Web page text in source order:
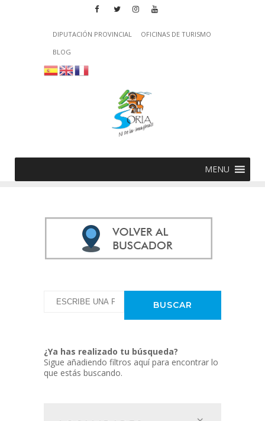
DIPUTACIÓN PROVINCIAL
OFICINAS DE TURISMO
BLOG
MENU
¿Ya has realizado tu búsqueda?
Sigue añadiendo filtros aquí para encontrar lo
que estás buscando.